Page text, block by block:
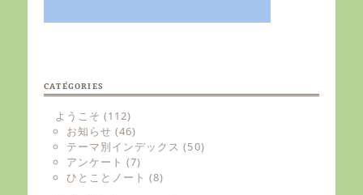
CATÉGORIES
ようこそ (112)
お知らせ (46)
テーマ別インデックス (50)
アンケート (7)
ひとことノート (8)